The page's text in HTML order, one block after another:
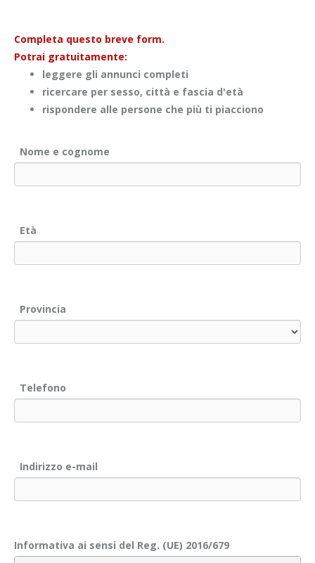
Completa questo breve form.
Potrai gratuitamente:
leggere gli annunci completi
ricercare per sesso, città e fascia d'età
rispondere alle persone che più ti piacciono
Nome e cognome
Età
Provincia
Telefono
Indirizzo e-mail
Informativa ai sensi del Reg. (UE) 2016/679